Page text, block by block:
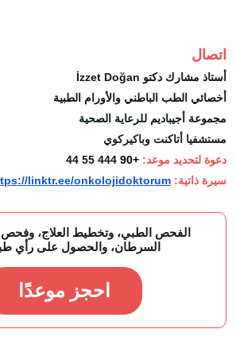
İzzet Doğan أستاذ مشارك دكتو
أخصائي الطب الباطني والأورام الطبية
مجموعة أجيباديم للرعاية الصحية
مستشفيا أتاكنت وباكيركوي
دعوة لتحديد موعد: +90
444 55 44
سيرة ذاتية: linktr.ee/onkolojidoktorum
اتصال
الفحص الطبي، وتخطيط العلاج،
السرطان، والحصول على رأي
احجز موعدًا